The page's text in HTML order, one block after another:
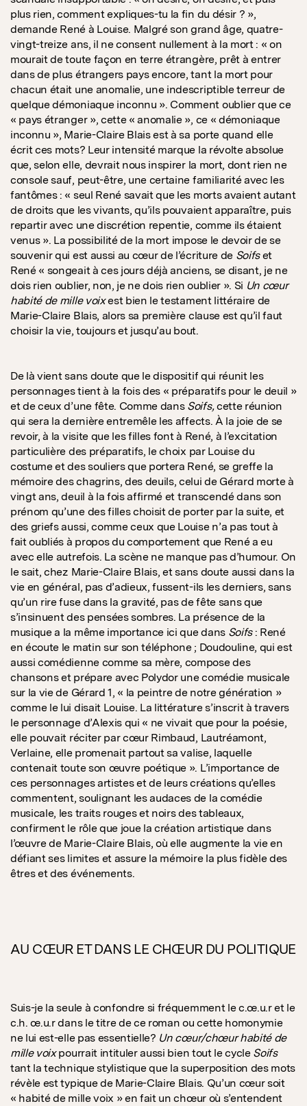
plus rien, comment expliques-tu la fin du désir ? »,
demande René à Louise. Malgré son grand âge, quatre-
vingt-treize ans, il ne consent nullement à la mort : « on
mourait de toute façon en terre étrangère, prêt à entrer
dans de plus étrangers pays encore, tant la mort pour
chacun était une anomalie, une indescriptible terreur de
quelque démoniaque inconnu ». Comment oublier que ce
« pays étranger », cette « anomalie », ce « démoniaque
inconnu », Marie-Claire Blais est à sa porte quand elle
écrit ces mots? Leur intensité marque la révolte absolue
que, selon elle, devrait nous inspirer la mort, dont rien ne
console sauf, peut-être, une certaine familiarité avec les
fantômes : « seul René savait que les morts avaient autant
de droits que les vivants, qu’ils pouvaient apparaître, puis
repartir avec une discrétion repentie, comme ils étaient
venus ». La possibilité de la mort impose le devoir de se
souvenir qui est aussi au cœur de l’écriture de Soifset
René « songeait à ces jours déjà anciens, se disant, je ne
dois rien oublier, non, je ne dois rien oublier ». Si Un cœur
habité de mille voixest bien le testament littéraire de
Marie-Claire Blais, alors sa première clause est qu’il faut
choisir la vie, toujours et jusqu’au bout.
De là vient sans doute que le dispositif qui réunit les
personnages tient à la fois des « préparatifs pour le deuil »
et de ceux d’une fête. Comme dans Soifs,cette réunion
qui sera la dernière entremêle les affects. À la joie de se
revoir, à la visite que les filles font à René, à l’excitation
particulière des préparatifs, le choix par Louise du
costume et des souliers que portera René, se greffe la
mémoire des chagrins, des deuils, celui de Gérard morte à
vingt ans, deuil à la fois affirmé et transcendé dans son
prénom qu’une des filles choisit de porter par la suite, et
des griefs aussi, comme ceux que Louise n’a pas tout à
fait oubliés à propos du comportement que René a eu
avec elle autrefois. La scène ne manque pas d’humour. On
le sait, chez Marie-Claire Blais, et sans doute aussi dans la
vie en général, pas d’adieux, fussent-ils les derniers, sans
qu’un rire fuse dans la gravité, pas de fête sans que
s’insinuent des pensées sombres. La présence de la
musique a la même importance ici que dans Soifs : René
en écoute le matin sur son téléphone ; Doudouline, qui est
aussi comédienne comme sa mère, compose des
chansons et prépare avec Polydor une comédie musicale
sur la vie de Gérard 1, « la peintre de notre génération »
comme le lui disait Louise. La littérature s’inscrit à travers
le personnage d’Alexis qui « ne vivait que pour la poésie,
elle pouvait réciter par cœur Rimbaud, Lautréamont,
Verlaine, elle promenait partout sa valise, laquelle
contenait toute son œuvre poétique ». L’importance de
ces personnages artistes et de leurs créations qu’elles
commentent, soulignant les audaces de la comédie
musicale, les traits rouges et noirs des tableaux,
confirment le rôle que joue la création artistique dans
l’œuvre de Marie-Claire Blais, où elle augmente la vie en
défiant ses limites et assure la mémoire la plus fidèle des
êtres et des événements.
AU CŒUR ET DANS LE CHŒUR DU POLITIQUE
Suis-je la seule à confondre si fréquemment le c.œ.u.r et le
c.h. œ.u.r dans le titre de ce roman ou cette homonymie
ne lui est-elle pas essentielle? Un cœur/chœur habité de
mille voixpourrait intituler aussi bien tout le cycle Soifs
tant la technique stylistique que la superposition des mots
révèle est typique de Marie-Claire Blais. Qu’un cœur soit
« habité de mille voix » en fait un chœur où s’entendent